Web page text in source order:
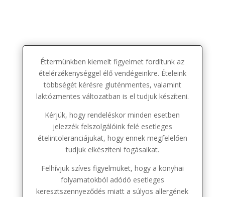
Éttermünkben kiemelt figyelmet fordítunk az
ételérzékenységgel élő vendégeinkre. Ételeink
többségét kérésre gluténmentes, valamint
laktózmentes változatban is el tudjuk készíteni.
Kérjük, hogy rendeléskor minden esetben
jelezzék felszolgálóink felé esetleges
ételintoleranciájukat, hogy ennek megfelelően
tudjuk elkészíteni fogásaikat.
Felhívjuk szíves figyelmüket, hogy a konyhai
folyamatokból adódó esetleges
keresztszennyeződés miatt a súlyos allergének